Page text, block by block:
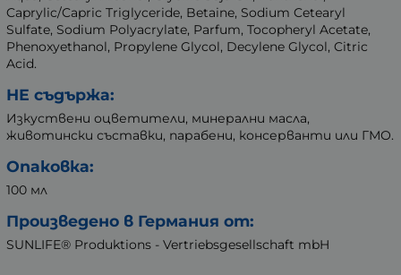
Caprylic/Capric Triglyceride, Betaine, Sodium Cetearyl
Sulfate, Sodium Polyacrylate, Parfum, Tocopheryl Acetate,
Phenoxyethanol, Propylene Glycol, Decylene Glycol, Citric
Acid.
НЕ съдържа:
Изкуствени оцветители, минерални масла,
животински съставки, парабени, консерванти или ГМО.
Опаковка:
100 мл
Произведено в Германия от:
SUNLIFE® Produktions - Vertriebsgesellschaft mbH